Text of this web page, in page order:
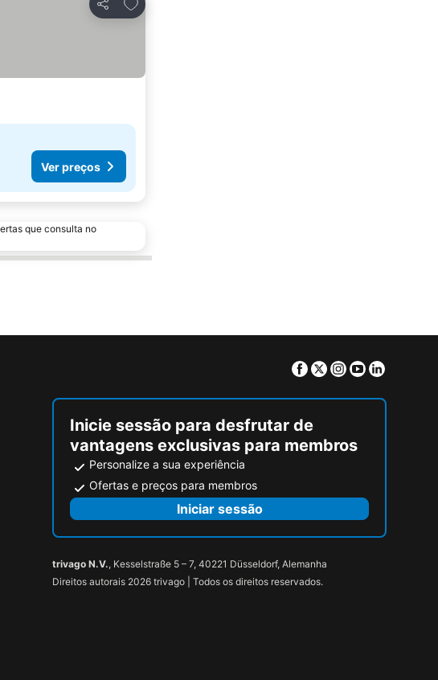
Partilhar
Ver preços
que consulta no
Facebook
TwitterInstagram
Youtube
Inicie sessão para desfrutar de
vantagens exclusivas para membros
Personalize a sua experiência
Ofertas e preços para membros
Iniciar sessão
trivago N.V., Kesselstraße 5 – 7, 40221 Düsseldorf, Alemanha
Direitos autorais 2026 trivago | Todos os direitos reservados.